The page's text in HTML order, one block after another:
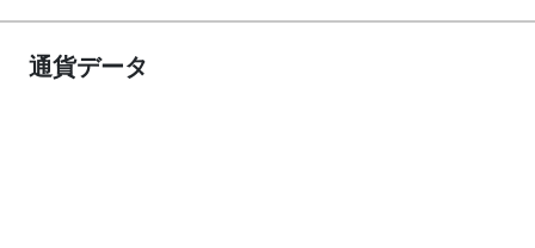
通貨データ